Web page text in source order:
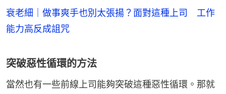
衰老細｜做事爽手也別太張揚？面對這種上司 工作
能力高反成詛咒
突破惡性循環的方法
當然也有一些前線上司能夠突破這種惡性循環。那就